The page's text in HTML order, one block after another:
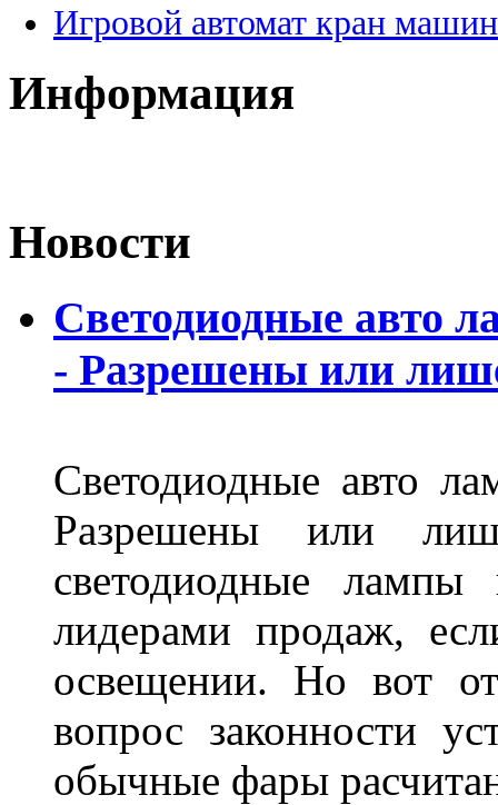
Игровой автомат кран
Информация
Новости
Светодиодные авто
- Разрешены или
Светодиодные авто
Разрешены или
светодиодные лампы
лидерами продаж,
освещении. Но вот
вопрос законности
обычные фары